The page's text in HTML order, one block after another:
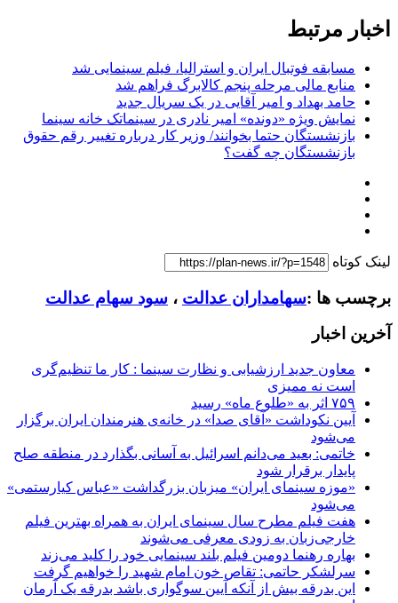
اخبار مرتبط
مسابقه فوتبال ایران و استرالیا، فیلم سینمایی شد
منابع مالی مرحله پنجم کالابرگ فراهم شد
حامد بهداد و امیر آقایی در یک سریال جدید
نمایش ویژه «دونده» امیر نادری در سینماتک خانه سینما
بازنشستگان حتما بخوانند/ وزیر کار درباره تغییر رقم حقوق
بازنشستگان چه گفت؟
لینک کوتاه
برچسب ها :سهامداران عدالت ، سود سهام عدالت
آخرین اخبار
معاون جدید ارزشیابی و نظارت سینما : کار ما تنظیم‌گری
است نه ممیزی
۷۵۹ اثر به «طلوع ماه» رسید
آیین نکوداشت «آقای صدا» در خانه‌ی هنرمندان ایران برگزار
می‌شود
خاتمی: بعید می‌دانم اسرائیل به آسانی بگذارد در منطقه صلح
پایدار برقرار شود
«موزه سینمای ایران» میزبان بزرگداشت «عباس کیارستمی»
می‌شود
هفت فیلم مطرح سال سینمای ایران به همراه بهترین فیلم
خارجی‌زبان به زودی معرفی می‌شوند
بهاره رهنما دومین فیلم بلند سینمایی خود را کلید می‌زند
سرلشکر حاتمی: تقاص خون امام شهید را خواهیم گرفت
این بدرقه بیش از آنکه آیین سوگواری باشد بدرقه یک آرمان